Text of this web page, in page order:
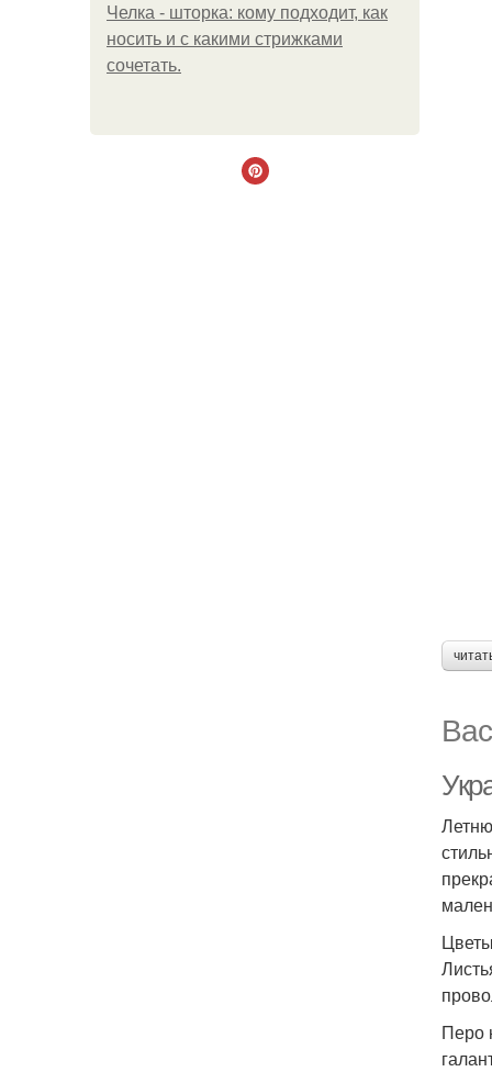
Челка - шторка: кому подходит, как
носить и с какими стрижками
сочетать.
Перо